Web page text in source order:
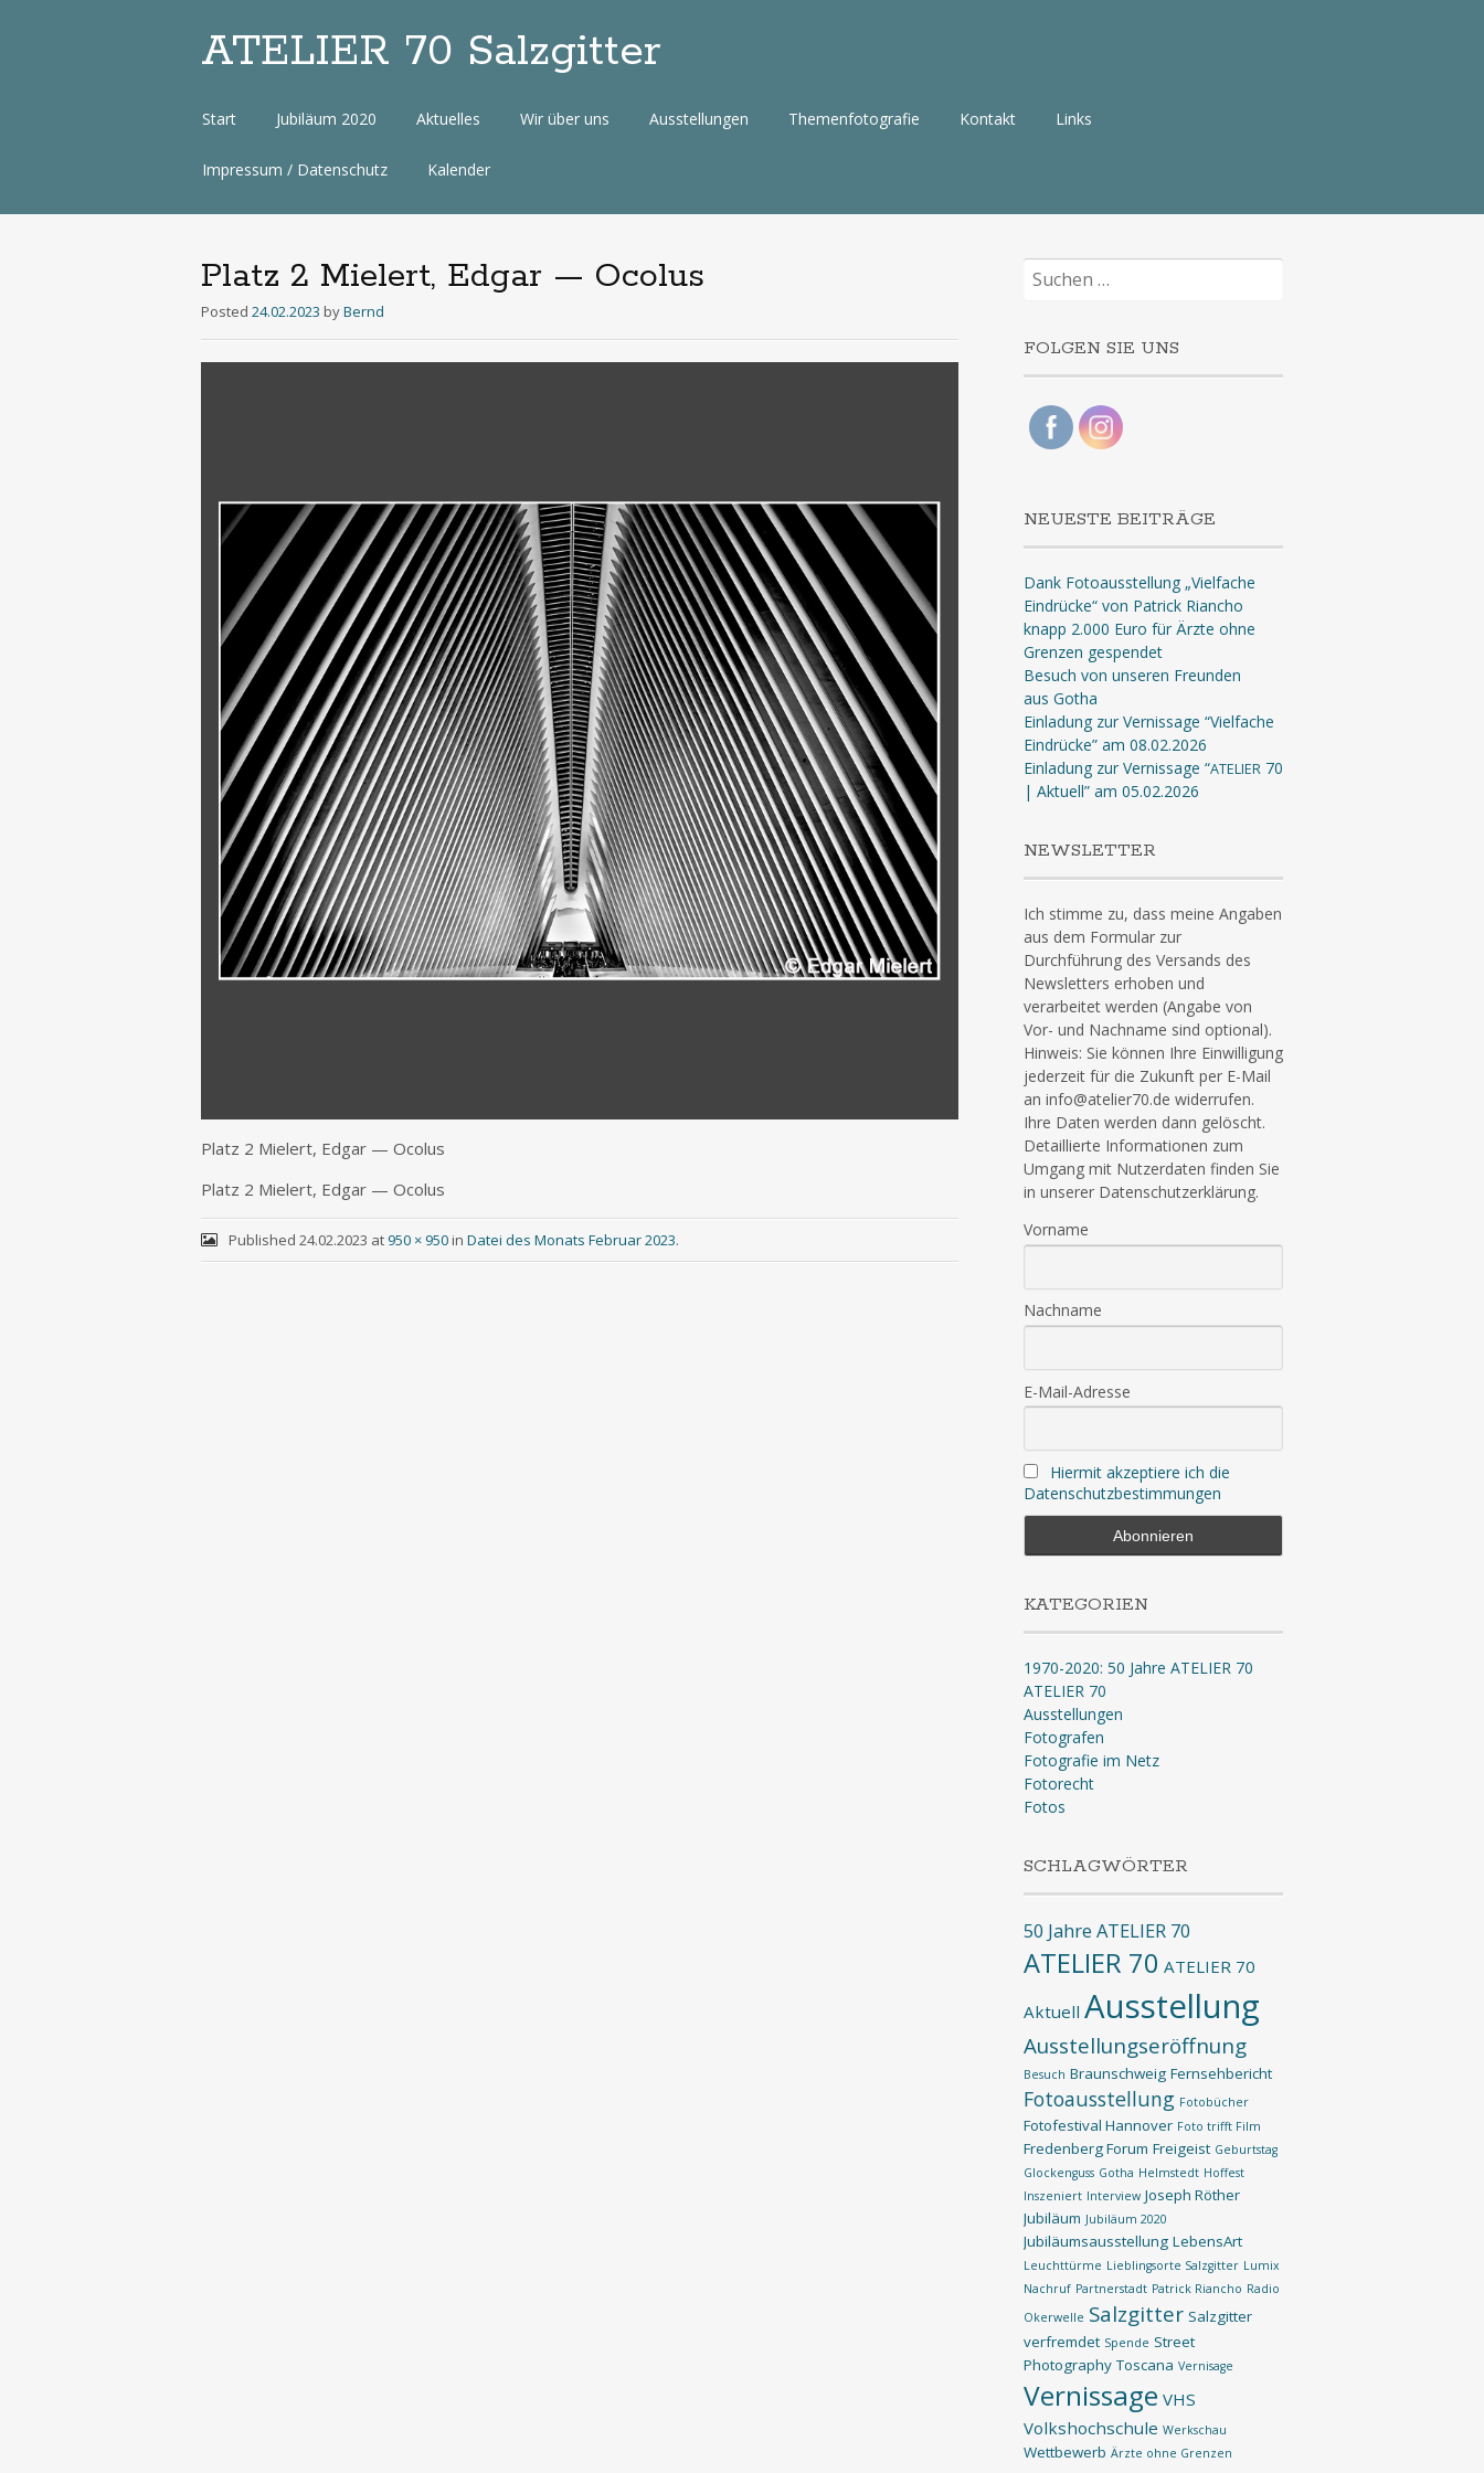
ATELIER 70 Salzgitter
Zum
Start Jubiläum 2020 Aktuelles Wir über uns Ausstellungen Themenfotografie Kontakt Links
Impressum / Datenschutz Kalender
Platz 2 Mielert, Edgar — Ocolus
Posted 24.02.2023 byBernd
Platz 2 Mie­lert, Edgar — Ocolus
Platz 2 Mie­lert, Edgar — Ocolus
Published 24.02.2023 at950 × 950in Datei des Monats Februar 2023.
Suchen
nach:
FOLGEN SIE UNS
NEUESTE BEITRÄGE
Dank Fotoausstellung „Vielfache
Eindrücke“ von Patrick Riancho
knapp 2.000 Euro für Ärzte ohne
Grenzen gespendet
Besuch von unseren Freunden
aus Gotha
Einladung zur Vernissage “Vielfache
Eindrücke” am 08.02.2026
Einladung zur Vernissage “ATELIER70
| Aktuell” am 05.02.2026
NEWSLETTER
Ich stimme zu, dass meine Angaben
aus dem Formular zur
Durchführung des Versands des
Newsletters erhoben und
verarbeitet werden (Angabe von
Vor- und Nachname sind optional).
Hinweis: Sie können Ihre Einwilligung
jederzeit für die Zukunft per E-Mail
an info@atelier70.de widerrufen.
Ihre Daten werden dann gelöscht.
Detaillierte Informationen zum
Umgang mit Nutzerdaten finden Sie
in unserer Datenschutzerklärung.
Vorname
Nachname
E-Mail-Adresse
Hiermit akzeptiere ich die
Datenschutzbestimmungen
KATEGORIEN
1970-2020: 50 Jahre ATELIER 70
ATELIER 70
Ausstellungen
Fotografen
Fotografie im Netz
Fotorecht
Fotos
SCHLAGWÖRTER
50 Jahre ATELIER 70
ATELIER 70 ATELIER 70
Aktuell Ausstellung
Ausstellungseröffnung
Besuch Braunschweig Fernsehbericht
Fotoausstellung Fotobücher
Fotofestival Hannover Foto trifft Film
Fredenberg Forum Freigeist Geburtstag
Glockenguss Gotha Helmstedt Hoffest
Inszeniert Interview Joseph Röther
Jubiläum Jubiläum 2020
Jubiläumsausstellung LebensArt
Leuchttürme Lieblingsorte Salzgitter Lumix
Nachruf Partnerstadt Patrick Riancho Radio
Okerwelle Salzgitter Salzgitter
verfremdet Spende Street
Photography Toscana Vernisage
Vernissage VHS
Volkshochschule Werkschau
Wettbewerb Ärzte ohne Grenzen